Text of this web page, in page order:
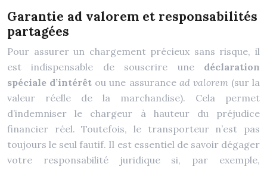
Garantie ad valorem et responsabilités
partagées
Pour assurer un chargement précieux sans risque, il
est indispensable de souscrire une déclaration
spéciale d’intérêt ou une assurance ad valorem(sur la
valeur réelle de la marchandise). Cela permet
d’indemniser le chargeur à hauteur du préjudice
financier réel. Toutefois, le transporteur n’est pas
toujours le seul fautif. Il est essentiel de savoir dégager
votre responsabilité juridique si, par exemple,